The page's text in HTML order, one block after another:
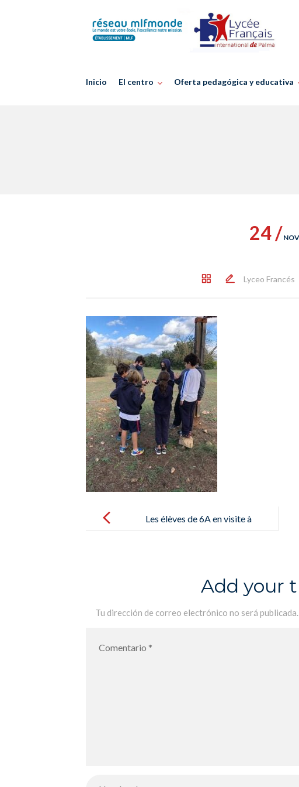
Inicio El centro Oferta pedagógica y educativa
24 /
Lyceo Francés
navigation
Les élèves de 6A en visite à
Add your
Tu dirección de correo electrónico no será publicada.